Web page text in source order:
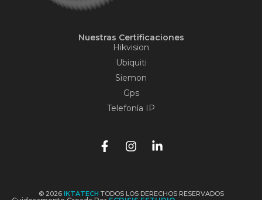
Nuestras Certificaciones
Hikvision
Ubiquiti
Siemon
Gps
Telefonía IP
© 2026 IKTATECH TODOS LOS DERECHOS RESERVADOS